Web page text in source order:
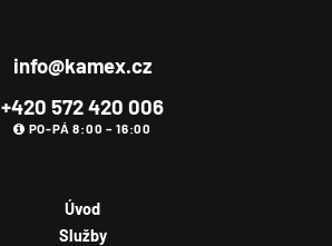
info@kamex.cz
+420 572 420 006
PO-PÁ 8:00 – 16:00
Úvod
Služby